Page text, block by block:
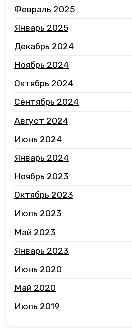
Февраль 2025
Январь 2025
Декабрь 2024
Ноябрь 2024
Октябрь 2024
Сентябрь 2024
Август 2024
Июнь 2024
Январь 2024
Ноябрь 2023
Октябрь 2023
Июль 2023
Май 2023
Январь 2023
Июнь 2020
Май 2020
Июль 2019